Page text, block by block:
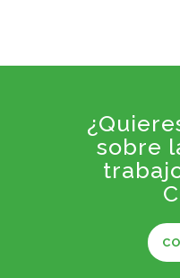
sobre